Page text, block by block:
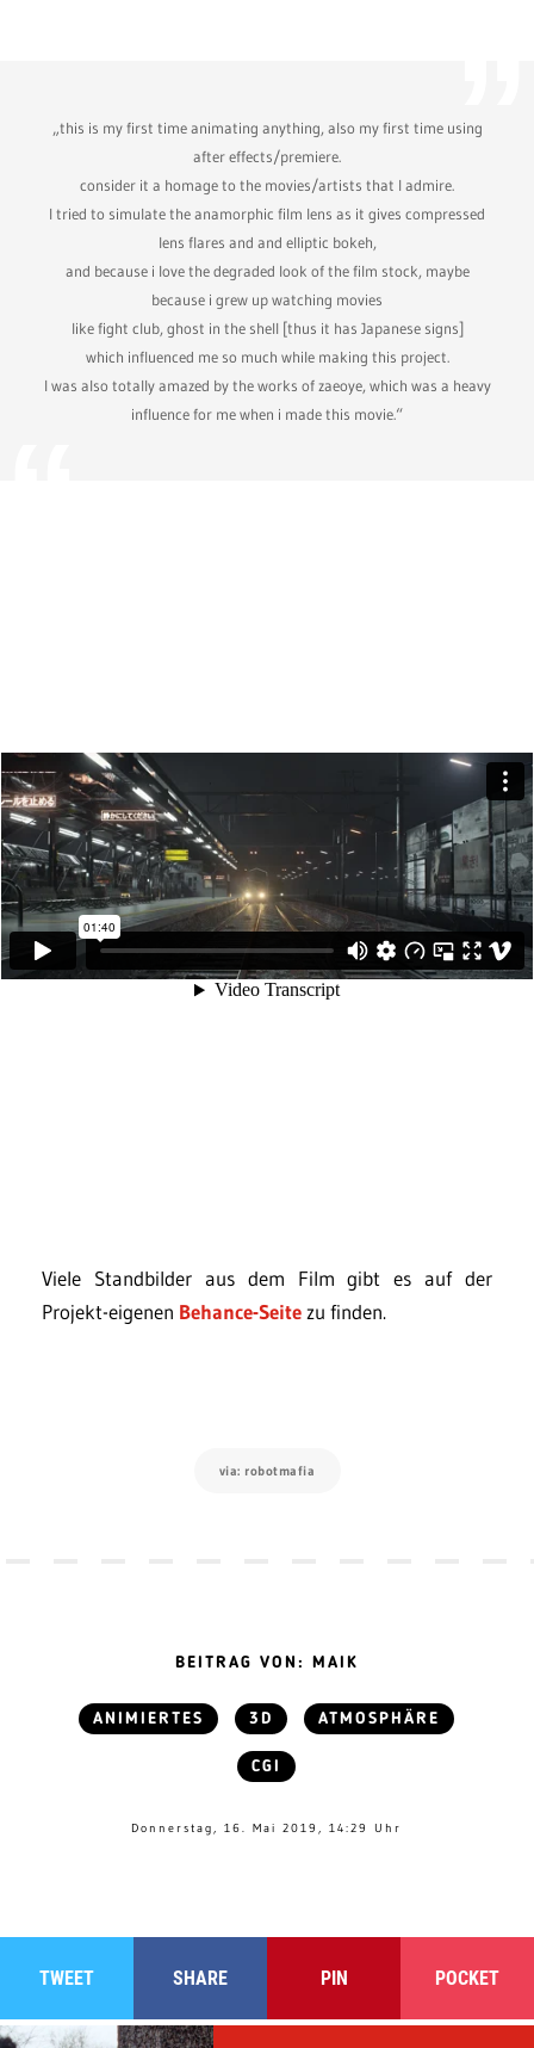
„this is my first time animating anything, also my first time using
after effects/premiere.
consider it a homage to the movies/artists that I admire.
I tried to simulate the anamorphic film lens as it gives compressed
lens flares and and elliptic bokeh,
and because i love the degraded look of the film stock, maybe
because i grew up watching movies
like fight club, ghost in the shell [thus it has Japanese signs]
which influenced me so much while making this project.
I was also totally amazed by the works of zaeoye, which was a heavy
influence for me when i made this movie.​​​​​​​“
Viele Standbilder aus dem Film gibt es auf der
Projekt-eigenen Behance-Seitezu finden.
via: robotmafia
BEITRAG VON: MAIK
ANIMIERTES 3D ATMOSPHÄRE
CGI
Donnerstag, 16. Mai 2019, 14:29 Uhr
TWEET SHARE PIN POCKET